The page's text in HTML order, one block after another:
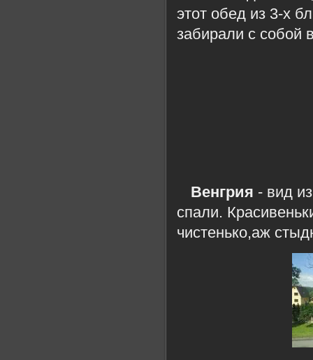
этот обед из 3-х
забирали с собой
Венгрия - вид
спали.
чистенько,аж